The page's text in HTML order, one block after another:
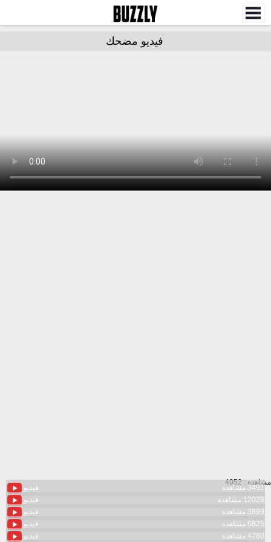
فيديو مضحك
مشاهدة : 4052
فيديو
3491 مشاهدة
فيديو
12028 مشاهدة
فيديو
3899 مشاهدة
فيديو
6825 مشاهدة
فيديو
4780 مشاهدة